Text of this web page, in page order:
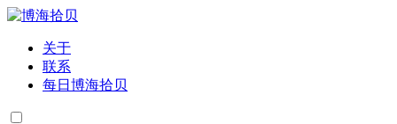
关于
联系
每日博海拾贝